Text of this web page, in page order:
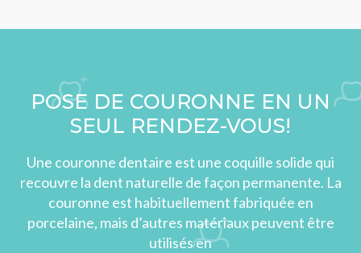
POSE DE COURONNE EN UN
SEUL RENDEZ-VOUS!
Une couronne dentaire est une coquille solide qui
recouvre la dent naturelle de façon permanente. La
couronne est habituellement fabriquée en
porcelaine, mais d’autres matériaux peuvent être
utilisés en